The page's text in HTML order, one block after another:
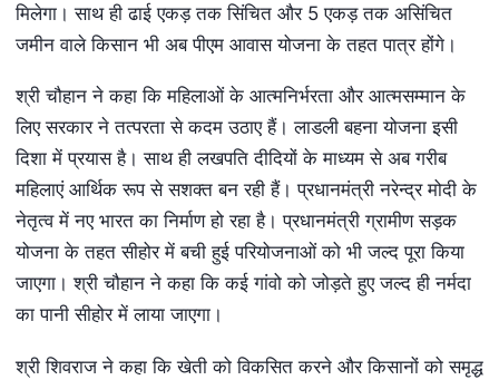
मिलेगा। साथ ही ढाई एकड़ तक सिंचित और 5 एकड़ तक असिंचित
जमीन वाले किसान भी अब पीएम आवास योजना के तहत पात्र होंगे।
श्री चौहान ने कहा कि महिलाओं के आत्मनिर्भरता और आत्मसम्मान के
लिए सरकार ने तत्परता से कदम उठाए हैं। लाडली बहना योजना इसी
दिशा में प्रयास है। साथ ही लखपति दीदियों के माध्यम से अब गरीब
महिलाएं आर्थिक रूप से सशक्त बन रही हैं। प्रधानमंत्री नरेन्द्र मोदी के
नेतृत्व में नए भारत का निर्माण हो रहा है। प्रधानमंत्री ग्रामीण सड़क
योजना के तहत सीहोर में बची हुई परियोजनाओं को भी जल्द पूरा किया
जाएगा। श्री चौहान ने कहा कि कई गांवो को जोड़ते हुए जल्द ही नर्मदा
का पानी सीहोर में लाया जाएगा।
श्री शिवराज ने कहा कि खेती को विकसित करने और किसानों को समृद्ध